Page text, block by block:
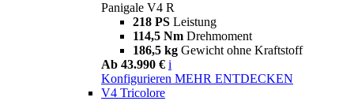
Panigale V4 R
218 PS Leistung
114,5 Nm Drehmoment
186,5 kg Gewicht ohne Kraftstoff
Ab 43.990 € i
Konfigurieren MEHR ENTDECKEN
V4 Tricolore